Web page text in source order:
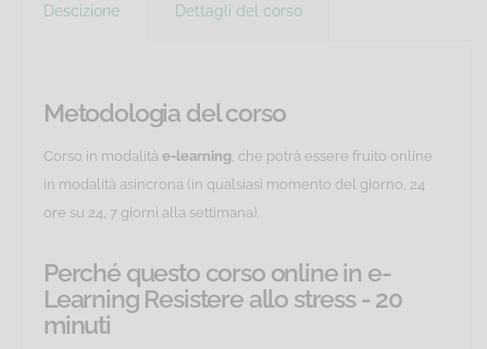
Descizione Dettagli del corso
Metodologia del corso
Corso in modalità e-learning , che potrà essere fruito online
in modalità asincrona (in qualsiasi momento del giorno, 24
ore su 24, 7 giorni alla settimana).
Perché questo corso online in e-
Learning Resistere allo stress - 20
minuti